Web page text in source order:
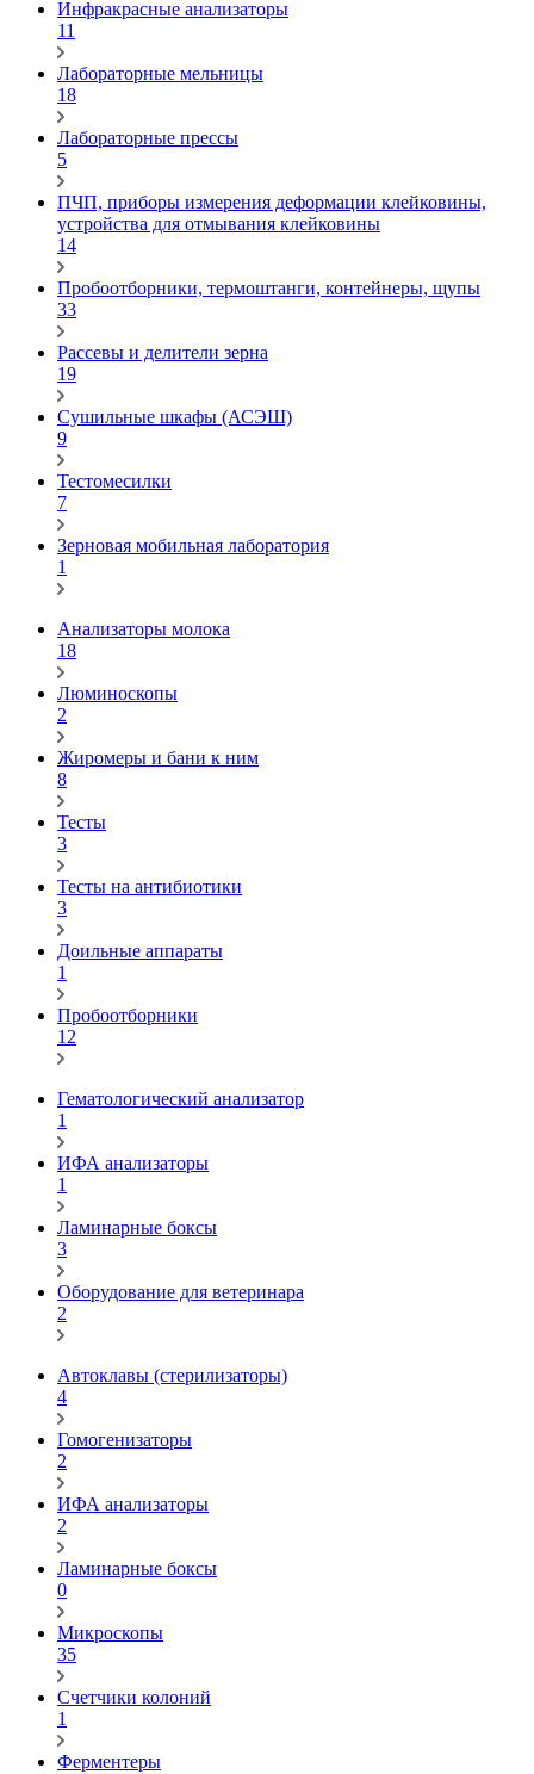
Инфракрасные анализаторы
11
Лабораторные мельницы
18
Лабораторные прессы
5
ПЧП, приборы измерения деформации клейковины,
устройства для отмывания клейковины
14
Пробоотборники, термоштанги, контейнеры, щупы
33
Рассевы и делители зерна
19
Сушильные шкафы (АСЭШ)
9
Тестомесилки
7
Зерновая мобильная лаборатория
1
Анализаторы молока
18
Люминоскопы
2
Жиромеры и бани к ним
8
Тесты
3
Тесты на антибиотики
3
Доильные аппараты
1
Пробоотборники
12
Гематологический анализатор
1
ИФА анализаторы
1
Ламинарные боксы
3
Оборудование для ветеринара
2
Автоклавы (стерилизаторы)
4
Гомогенизаторы
2
ИФА анализаторы
2
Ламинарные боксы
0
Микроскопы
35
Счетчики колоний
1
Ферментеры